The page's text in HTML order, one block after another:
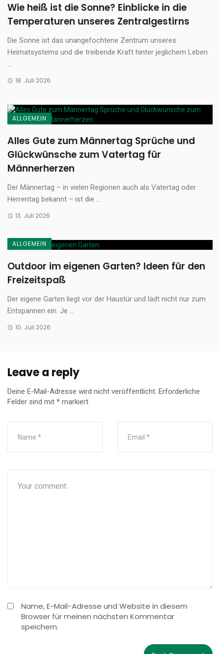
Wie heiß ist die Sonne? Einblicke in die
Temperaturen unseres Zentralgestirns
Die Sonne ist das unangefochtene Zentrum unseres
Heimatsystems und die treibende Kraft hinter jeglichem Leben
...
18. Juli 2026
ALLGEMEIN
Alles Gute zum Männertag Sprüche und
Glückwünsche zum Vatertag für
Männerherzen
Der Männertag – in vielen Regionen auch als Vatertag oder
Herrentag bekannt – ist die ...
13. Juli 2026
ALLGEMEIN
Outdoor im eigenen Garten? Ideen für den
Freizeitspaß
Der eigene Garten liegt vor der Haustür und lädt nicht nur zum
Entspannen ein. Je ...
10. Juli 2026
Leave a reply
Deine E-Mail-Adresse wird nicht veröffentlicht. Erforderliche
Felder sind mit * markiert
Name, E-Mail-Adresse und Website in diesem
Browser für meinen nächsten Kommentar
speichern.